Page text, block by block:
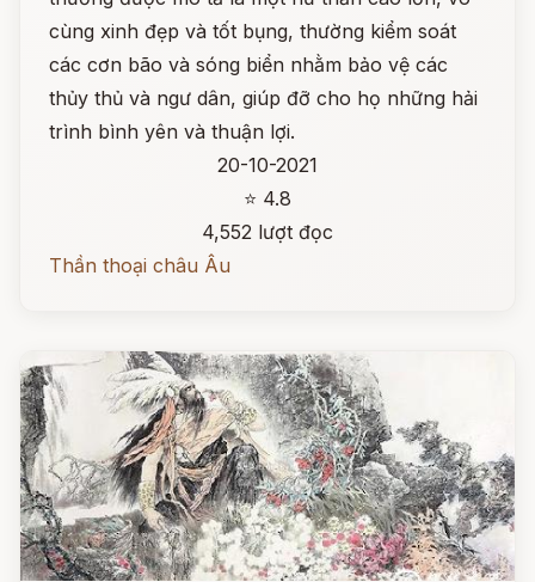
cùng xinh đẹp và tốt bụng, thường kiểm soát
các cơn bão và sóng biển nhằm bảo vệ các
thủy thủ và ngư dân, giúp đỡ cho họ những hải
trình bình yên và thuận lợi.
20-10-2021
⭐ 4.8
4,552 lượt đọc
Thần thoại châu Âu